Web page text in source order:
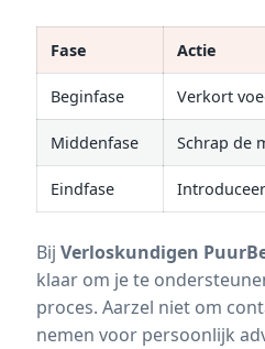
Fase Actie
Beginfase Verkort
Middenfase Schrap de
Eindfase
Bij Verloskundigen
klaar om je te
proces. Aarzel niet om
nemen voor persoonlijk